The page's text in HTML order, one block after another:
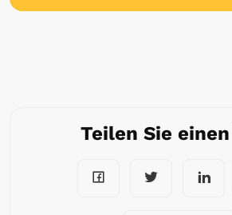
Teilen Sie